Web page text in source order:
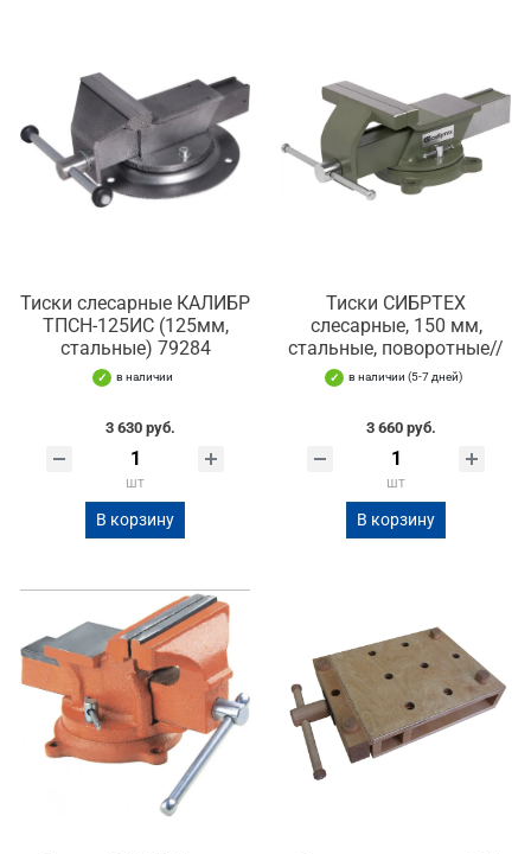
Тиски слесарные КАЛИБР
ТПСН-125ИС (125мм,
стальные) 79284
в наличии
3 630 руб.
шт
В корзину
Тиски СИБРТЕХ
слесарные, 150 мм,
стальные, поворотные//
в наличии (5-7 дней)
3 660 руб.
шт
В корзину